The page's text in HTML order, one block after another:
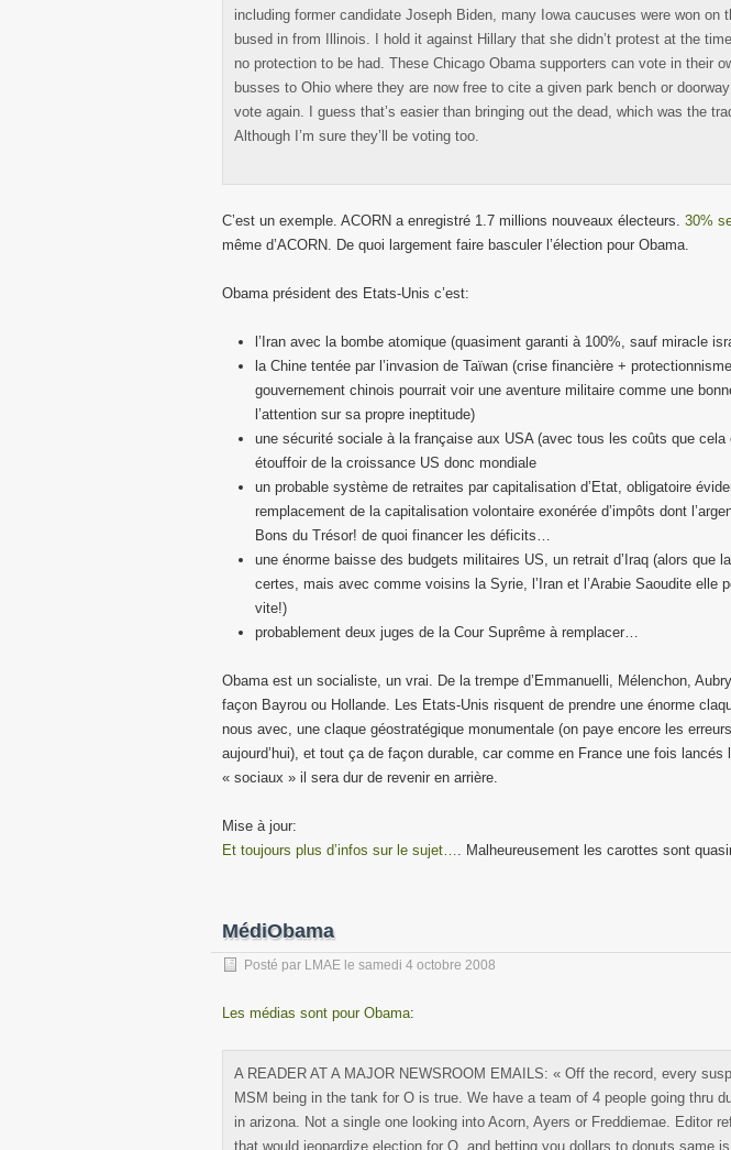
including former candidate Joseph Biden, many Iowa caucuses were won on
bused in from Illinois. I hold it against Hillary that she didn’t protest at the
no protection to be had. These Chicago Obama supporters can vote in their
busses to Ohio where they are now free to cite a given park bench or
vote again. I guess that’s easier than bringing out the dead, which was the
Although I’m sure they’ll be voting too.
C’est un exemple. ACORN a enregistré 1.7 millions nouveaux électeurs. 30%
même d’ACORN. De quoi largement faire basculer l’élection pour Obama.
Obama président des Etats-Unis c’est:
l’Iran avec la bombe atomique (quasiment garanti à 100%, sauf miracle
la Chine tentée par l’invasion de Taïwan (crise financière +
gouvernement chinois pourrait voir une aventure militaire comme une
l’attention sur sa propre ineptitude)
une sécurité sociale à la française aux USA (avec tous les coûts que cela
étouffoir de la croissance US donc mondiale
un probable système de retraites par capitalisation d’Etat, obligatoire
remplacement de la capitalisation volontaire exonérée d’impôts dont
Bons du Trésor! de quoi financer les déficits…
une énorme baisse des budgets militaires US, un retrait d’Iraq (alors que
certes, mais avec comme voisins la Syrie, l’Iran et l’Arabie Saoudite elle
vite!)
probablement deux juges de la Cour Suprême à remplacer…
Obama est un socialiste, un vrai. De la trempe d’Emmanuelli, Mélenchon,
façon Bayrou ou Hollande. Les Etats-Unis risquent de prendre une énorme
nous avec, une claque géostratégique monumentale (on paye encore les
aujourd’hui), et tout ça de façon durable, car comme en France une fois lancés
« sociaux » il sera dur de revenir en arrière.
Mise à jour:
Et toujours plus d’infos sur le sujet…. Malheureusement les carottes sont
MédiObama
Posté par LMAE le samedi 4 octobre 2008
Les médias sont pour Obama:
A READER AT A MAJOR NEWSROOM EMAILS: « Off the record, every
MSM being in the tank for O is true. We have a team of 4 people going thru
in arizona. Not a single one looking into Acorn, Ayers or Freddiemae. Editor
that would jeopardize election for O, and betting you dollars to donuts same is